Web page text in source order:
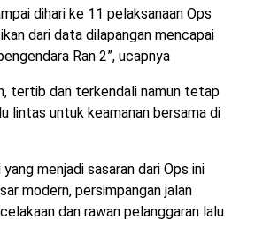
dihari ke 11 pelaksanaan Ops
dari data dilapangan mencapai
Ran 2”, ucapnya
tertib dan terkendali namun tetap
lintas untuk keamanan bersama di
menjadi sasaran dari Ops ini
modern, persimpangan jalan
dan rawan pelanggaran lalu